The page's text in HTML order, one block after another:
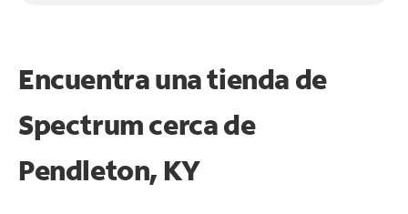
Encuentra una tienda de
Spectrumcerca de
Pendleton, KY